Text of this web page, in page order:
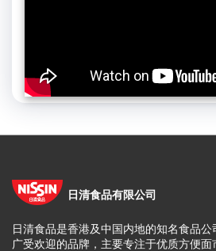
日清食品有限公司
日清食品是香港及中国内地的知名食品
广受欢迎的品牌，主要专注于优质方便面